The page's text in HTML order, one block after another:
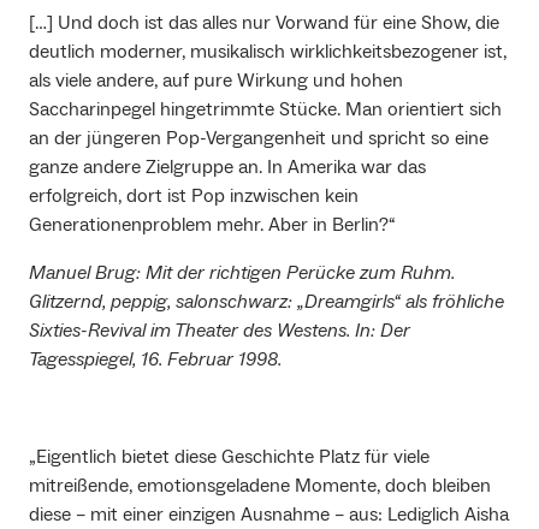
[…] Und doch ist das alles nur Vorwand für eine Show, die
deutlich moderner, musikalisch wirklichkeitsbezogener ist,
als viele andere, auf pure Wirkung und hohen
Saccharinpegel hingetrimmte Stücke. Man orientiert sich
an der jüngeren Pop-Vergangenheit und spricht so eine
ganze andere Zielgruppe an. In Amerika war das
erfolgreich, dort ist Pop inzwischen kein
Generationenproblem mehr. Aber in Berlin?“
Manuel Brug: Mit der richtigen Perücke zum Ruhm.
Glitzernd, peppig, salonschwarz: „Dreamgirls“ als fröhliche
Sixties-Revival im Theater des Westens. In: Der
Tagesspiegel, 16. Februar 1998.
„Eigentlich bietet diese Geschichte Platz für viele
mitreißende, emotionsgeladene Momente, doch bleiben
diese – mit einer einzigen Ausnahme – aus: Lediglich Aisha